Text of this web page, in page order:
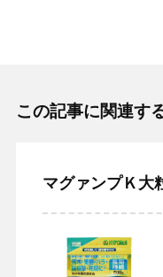
この記事に関連す
マグァンプＫ大